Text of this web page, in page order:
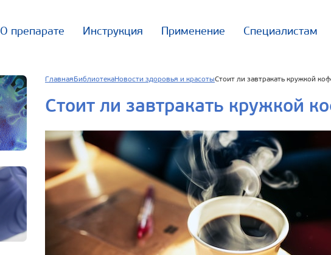
О препарате Инструкция Применение Специалистам
Главная БиблиотекаНовости здоровья и красотыСтоит ли завтракать кружкой
Стоит ли завтракать кружкой